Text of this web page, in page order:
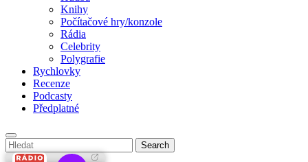
Knihy
Počítačové hry/konzole
Rádia
Celebrity
Polygrafie
Rychlovky
Recenze
Podcasty
Předplatné